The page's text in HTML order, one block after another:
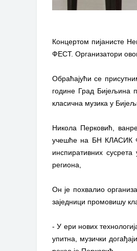
Концертом пијанисте
ФЕСТ. Организатори
Обраћајући се
године Град Бијељина
класична музика у
Никола Перковић,
учешће на БН КЛАСИК
инспиративних
региона,
Он је похвалио
заједници промовишу
- У ери нових
упитна, музички